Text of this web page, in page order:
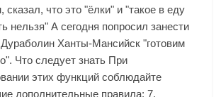
сказал, что это "ёлки" и "такое в еду
нельзя" А сегодня попросил занести
Ханты-Мансийск "готовим
Что следует знать При
этих функций соблюдайте
дополнительные правила: 7.